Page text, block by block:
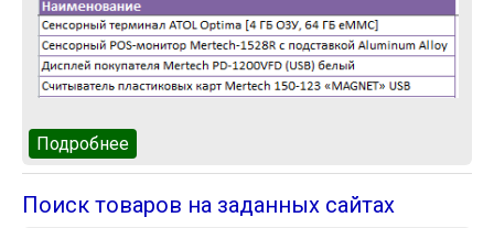
Подробнее
конкурентов)
Поиск товаров на заданных сайтах